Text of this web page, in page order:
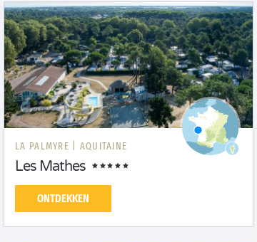
LA PALMYRE | AQUITAINE
Les Mathes
ONTDEKKEN